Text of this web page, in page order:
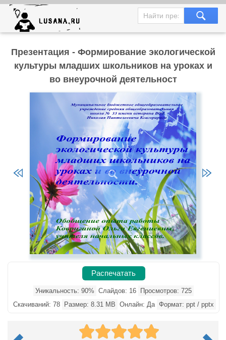
Презентация - Формирование экологической
культуры младших школьников на уроках и
во внеурочной деятельност
Распечатать
Уникальность: 90% Слайдов: 16
Просмотров: 725
Скачиваний: 78
Размер: 8.31 MB Онлайн: Да Формат: ppt / pptx